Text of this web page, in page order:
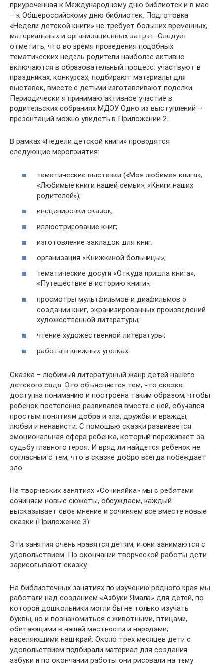
приуроченная к Международному дню библиотек и в мае
– к Общероссийскому дню библиотек. Подготовка
«Недели детской книги» не требует больших временных,
материальных и организационных затрат. Следует
отметить, что во время проведения подобных
тематических недель родители наиболее активно
включаются в образовательный процесс: участвуют в
праздниках, конкурсах, подбирают материалы для
выставок, вместе с детьми изготавливают поделки.
Периодически я принимаю активное участие в
родительских собраниях МДОУ. Одно из выступлений –
презентаций можно увидеть в Приложении 2.
В рамках «Недели детской книги» проводятся
следующие мероприятия:
тематические выставки («Моя любимая книга»,
«Любимые книги нашей семьи», «Книги наших
родителей»);
инсценировки сказок;
иллюстрирование книг;
изготовление закладок для книг;
организация «Книжкиной больницы»;
тематические досуги «Откуда пришла книга»,
«Путешествие в историю книги»;
просмотры мультфильмов и диафильмов о
создании книг, экранизированных произведений
художественной литературы;
чтение художественной литературы;
работа в книжных уголках.
Сказка – любимый литературный жанр детей нашего
детского сада. Это объясняется тем, что сказка
доступна пониманию и построена таким образом, чтобы
ребенок постепенно развивался вместе с ней, обучался
простым понятиям добра и зла, дружбы и вражды,
любви и ненависти. С помощью сказки развивается
эмоциональная сфера ребенка, который переживает за
судьбу главного героя. И вряд ли найдется ребенок не
согласный с тем, что в сказке добро всегда побеждает
зло.
На творческих занятиях «Сочиняйка» мы с ребятами
сочиняем новые сюжеты, обсуждаем, каждый
высказывает свое мнение и сочиняем все вместе новые
сказки (Приложение 3).
Эти занятия очень нравятся детям, и они занимаются с
удовольствием. По окончании творческой работы дети
зарисовывают сказку.
На библиотечных занятиях по изучению родного края мы
работали над созданием «Азбуки Ямала» для детей, по
которой дошкольники могли бы не только изучать
буквы, но и познакомиться с животными, птицами,
обитающими в нашей местности и народами,
населяющими наш край. Около трех месяцев дети с
удовольствием подбирали материал для создания
азбуки и по окончании работы они рисовали на тему